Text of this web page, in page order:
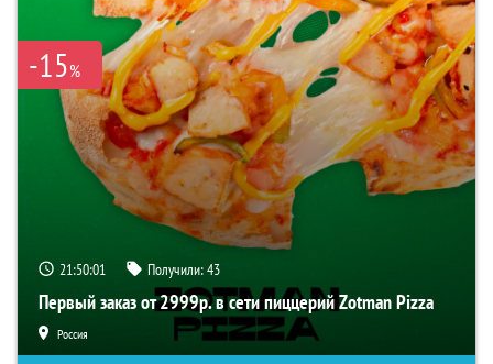
-15%
21:50:00 Получили:43
Первый заказ от 2999р. в сети пиццерий Zotman Pizza
Россия